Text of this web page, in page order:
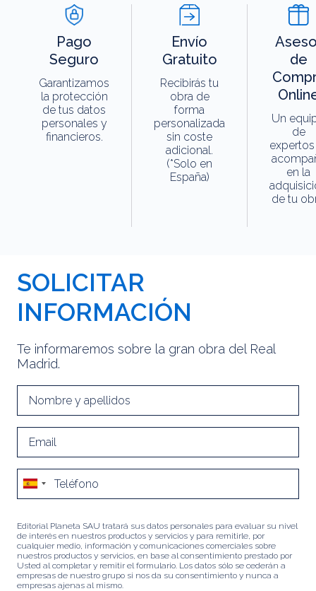
Pago
Seguro
Garantizamos
la protección
de tus datos
personales y
financieros.
Envío
Gratuito
Recibirás tu
obra de
forma
personalizada
sin coste
adicional.
(*Solo en
España)
de
Un
de
en la
de tu
SOLICITAR
INFORMACIÓN
Te informaremos sobre la gran obra del Real
Madrid.
Editorial Planeta SAU tratará sus datos personales para evaluar su nivel
de interés en nuestros productos y servicios y para remitirle, por
cualquier medio, información y comunicaciones comerciales sobre
nuestros productos y servicios, en base al consentimiento prestado por
Usted al completar y remitir el formulario. Los datos sólo se cederán a
empresas de nuestro grupo si nos da su consentimiento y nunca a
empresas ajenas al mismo.